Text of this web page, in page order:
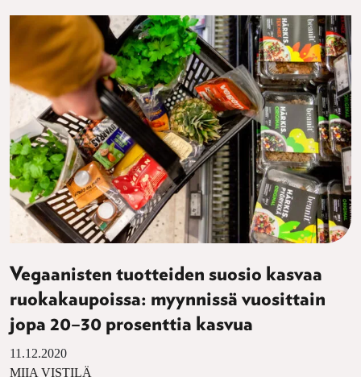
Vegaanisten tuotteiden suosio kasvaa
ruokakaupoissa: myynnissä vuosittain
jopa 20–30 prosenttia kasvua
11.12.2020
MIIA VISTILÄ